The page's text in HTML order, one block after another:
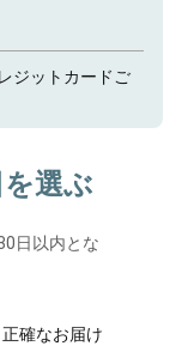
ジットカードご
選ぶ
日以内とな
確なお届け